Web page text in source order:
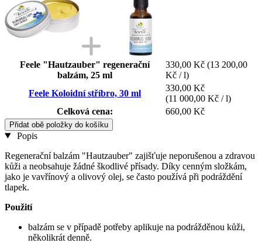
Feele "Hautzauber" regenerační
balzám, 25 ml
330,00 Kč (13 200,00
Kč / l)
Feele Koloidní stříbro, 30 ml
330,00 Kč
(11 000,00 Kč / l)
Celková cena:
660,00 Kč
Přidat obě položky do košíku
Popis
Regenerační balzám "Hautzauber" zajišťuje neporušenou a zdravou
kůži a neobsahuje žádné škodlivé přísady. Díky cenným složkám,
jako je vavřínový a olivový olej, se často používá při podráždění
tlapek.
Použití
balzám se v případě potřeby aplikuje na podrážděnou kůži,
několikrát denně.